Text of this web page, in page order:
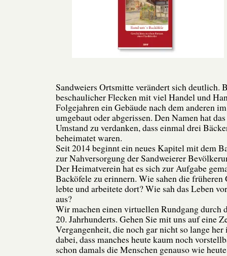
Sandweiers Ortsmitte verändert sich deutlich.
beschaulicher Flecken mit viel Handel und
Folgejahren ein Gebäude nach dem anderen
umgebaut oder abgerissen. Den Namen hat
Umstand zu verdanken, dass einmal drei
beheimatet waren.
Seit 2014 beginnt ein neues Kapitel mit dem
zur Nahversorgung der Sandweierer
Der Heimatverein hat es sich zur Aufgabe
Backöfele zu erinnern. Wie sahen die früheren
lebte und arbeitete dort? Wie sah das Leben
aus?
Wir machen einen virtuellen Rundgang durch
20. Jahrhunderts. Gehen Sie mit uns auf eine
Vergangenheit, die noch gar nicht so lange her
dabei, dass manches heute kaum noch
schon damals die Menschen genauso wie